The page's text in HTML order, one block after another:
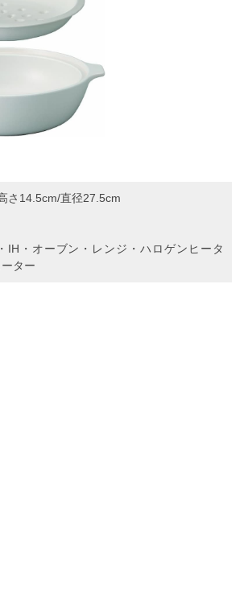
さ14.5cm/直径27.5cm
IH・オーブン・レンジ・ハロゲンヒータ
ター